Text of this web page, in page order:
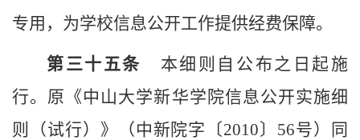
专用， 为学校信息公开工作提供经费保障。
第三十五条 本细则自 公布之日 起施
行。 原《中山大学新华学院信息公开实施细
则（试行）》（中新院字 〔2010〕56号）同